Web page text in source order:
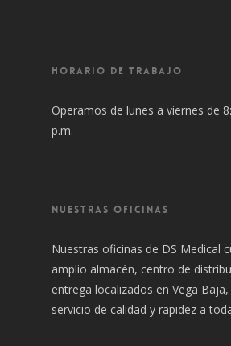
HORARIO DE TRABAJO
Operamos de lunes a viernes de
p.m.
NUESTRAS OFICINAS
Nuestras oficinas de DS Medical
amplio almacén, centro de
entrega localizados en Vega
servicio de calidad y rapidez a